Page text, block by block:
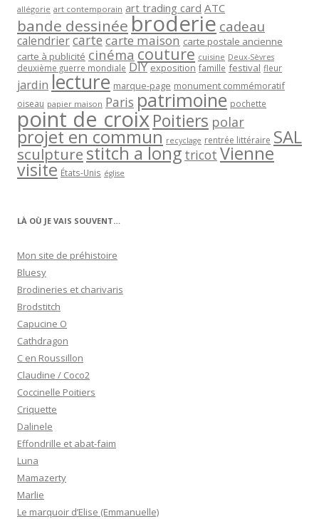
allégorie art contemporain art trading card ATC
bande dessinée broderie cadeau
calendriercartecarte maison carte postale ancienne
carte à publicité cinéma couture cuisine Deux-Sèvres
deuxième guerre mondiale DIY exposition famille festival fleur
jardin lecture marque-page monument commémoratif
oiseau papier maison Paris patrimoine pochette
point de croixPoitiers polar
projet en commun recyclage rentrée littéraire SAL
sculpturestitch a long tricot Vienne
visite États-Unis église
LÀ OÙ JE VAIS SOUVENT…
Mon site de préhistoire
Bluesy
Brodineries et charivaris
Brodstitch
Capucine O
Cathdragon
C en Roussillon
Claudine / Coco2
Coccinelle Poitiers
Criquette
Dalinele
Effondrille et abat-faim
Luna
Mamazerty
Marlie
Le marquoir d’Elise (Emmanuelle)